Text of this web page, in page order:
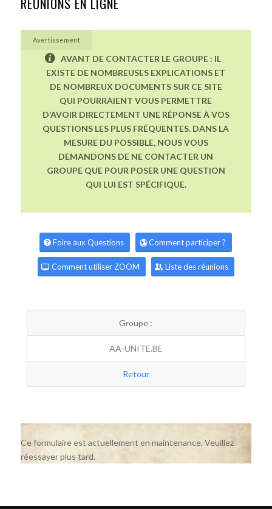
RÉUNIONS EN LIGNE
Avertissement
AVANT DE CONTACTER LE GROUPE : IL
EXISTE DE NOMBREUSES EXPLICATIONS ET
DE NOMBREUX DOCUMENTS SUR CE SITE
QUI POURRAIENT VOUS PERMETTRE
D’AVOIR DIRECTEMENT UNE RÉPONSE À VOS
QUESTIONS LES PLUS FRÉQUENTES. DANS LA
MESURE DU POSSIBLE, NOUS VOUS
DEMANDONS DE NE CONTACTER UN
GROUPE QUE POUR POSER UNE QUESTION
QUI LUI EST SPÉCIFIQUE.
Foire aux Questions Comment participer ?
Comment utiliser ZOOM Liste des réunions
Groupe :
AA-UNITE.BE
Retour
Ce formulaire est actuellement en maintenance. Veuillez
réessayer plus tard.